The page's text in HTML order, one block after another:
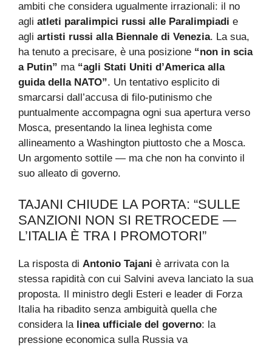
ambiti che considera ugualmente irrazionali: il no
agli atleti paralimpici russi alle Paralimpiadi e
agli artisti russi alla Biennale di Venezia. La sua,
ha tenuto a precisare, è una posizione “non in scia
a Putin” ma “agli Stati Uniti d’America alla
guida della NATO”. Un tentativo esplicito di
smarcarsi dall’accusa di filo-putinismo che
puntualmente accompagna ogni sua apertura verso
Mosca, presentando la linea leghista come
allineamento a Washington piuttosto che a Mosca.
Un argomento sottile — ma che non ha convinto il
suo alleato di governo.
TAJANI CHIUDE LA PORTA: “SULLE
SANZIONI NON SI RETROCEDE —
L’ITALIA È TRA I PROMOTORI”
La risposta di Antonio Tajani è arrivata con la
stessa rapidità con cui Salvini aveva lanciato la sua
proposta. Il ministro degli Esteri e leader di Forza
Italia ha ribadito senza ambiguità quella che
considera la linea ufficiale del governo: la
pressione economica sulla Russia va